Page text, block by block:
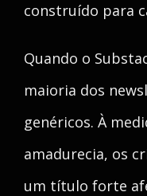
construído para
Quando o
maioria dos
genéricos. À
amadurecia, os
um título forte